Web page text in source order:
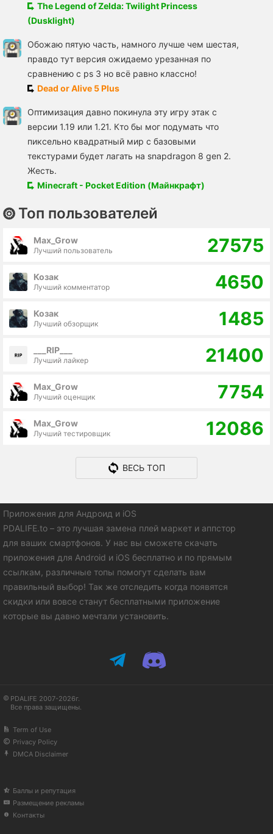
Приложения для Андроид и iOS
PDALIFE.to – это лучшая замена плей маркет и аппстор
для ваших смартфонов. У нас вы сможете скачать
приложения для Android и iOS бесплатно и по прямым
ссылкам, различные топы помогут сделать вам
правильный выбор! Так же отследить когда появятся
скидки или вовсе станут бесплатными приложение
которые вы давно мечтали установить.
​The Legend of Zelda: Twilight Princess
(Dusklight)
Обожаю пятую часть, намного лучше чем шестая,
правдо тут версия ожидаемо урезанная по
сравнению с ps 3 но всё равно классно!
Dead or Alive 5 Plus
Оптимизация давно покинула эту игру этак с
версии 1.19 или 1.21. Кто бы мог подумать что
пиксельно квадратный мир с базовыми
текстурами будет лагать на snapdragon 8 gen 2.
Жесть.
Minecraft - Pocket Edition (Майнкрафт)
Топ пользователей
Max_Grow
Лучший пользователь 27575
Козак
Лучший комментатор 4650
Козак
Лучший обзорщик 1485
___RIP___
Лучший лайкер 21400
Max_Grow
Лучший оценщик 7754
Max_Grow
Лучший тестировщик 12086
ВЕСЬ ТОП
PDALIFE 2007-2026г.
Все права защищены.
Term of Use
Privacy Policy
DMCA Disclaimer
Баллы и репутация
Размещение рекламы
Контакты